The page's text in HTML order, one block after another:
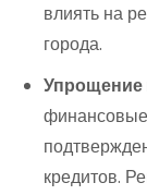
влиять на
города.
Упрощение
кредитов.